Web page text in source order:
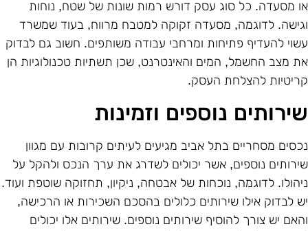
מסעדה. כל סוג עסק דורש רמות שונות של שטח, נוחות
לדוגמה, מסעדה זקוקה למטבח מרווח, בעוד שמשרד
להעדיף פתיחות ומרחבי עבודה משותפים. חשוב גם לבדוק
מצב החשמל, המים והאינטרנט, שכן תשתיות טכנולוגיות הן
להצלחת העסק.
נוספים וזמינות
מסחריים בתל אביב מגיעים לעיתים קרובות עם מגוון
נוספים, אשר יכולים לשדרג את ערך הנכס ולהקל על
לדוגמה, נוכחות של אבטחה, ניקיון, תחזוקה שוטפת ועוד.
לבדוק אילו שירותים כלולים בהסכם השכירות או הרכישה,
יש צורך להוסיף שירותים נוספים. שירותים אלו יכולים